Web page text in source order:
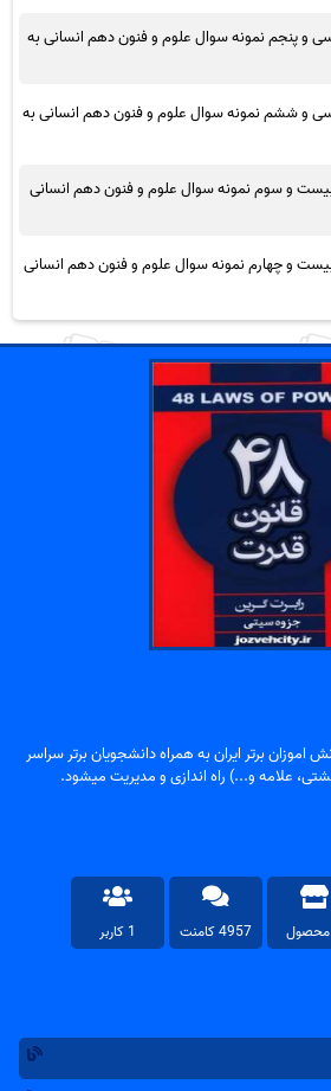
سی و پنجم نمونه سوال علوم و فنون دهم انسانی به
سی و ششم نمونه سوال علوم و فنون دهم انسانی به
بیست و سوم نمونه سوال علوم و فنون دهم انسانی
بیست و چهارم نمونه سوال علوم و فنون دهم انسانی
برتر ایران به همراه دانشجویان برتر سراسر
علامه و...) راه اندازی و مدیریت میشود.
4957 کامنت 1 کاربر